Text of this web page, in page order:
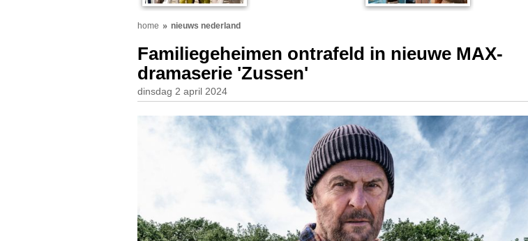
home nieuws nederland
Familiegeheimen ontrafeld in nieuwe MAX-
dramaserie 'Zussen'
dinsdag 2 april 2024